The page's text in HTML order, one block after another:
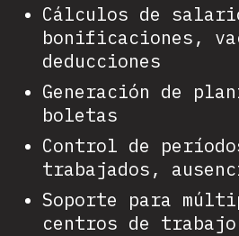
Cálculos de
bonificaciones,
deducciones
Generación de
boletas
Control de
trabajados,
Soporte para
centros de trabajo